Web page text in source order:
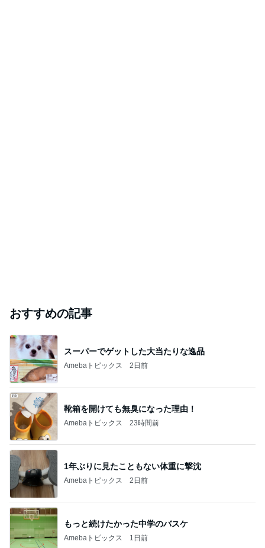
おすすめの記事
スーパーでゲットした大当たりな逸品
Amebaトピックス 2日前
靴箱を開けても無臭になった理由！
Amebaトピックス 23時間前
1年ぶりに見たこともない体重に撃沈
Amebaトピックス 2日前
もっと続けたかった中学のバスケ
Amebaトピックス 1日前